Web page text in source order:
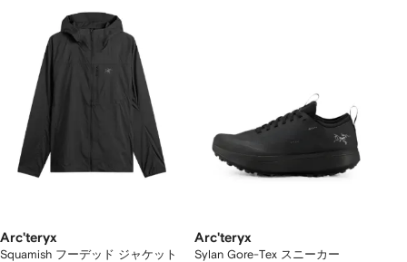
Arc'teryx
Squamish フーデッド ジャケット
Arc'teryx
Sylan Gore-Tex スニーカー